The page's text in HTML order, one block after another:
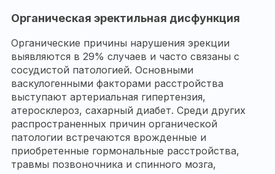
Органическая эректильная дисфункция
Органические причины нарушения эрекции
выявляются в 29% случаев и часто связаны с
сосудистой патологией. Основными
васкулогенными факторами расстройства
выступают артериальная гипертензия,
атеросклероз, сахарный диабет. Среди других
распространенных причин органической
патологии встречаются врожденные и
приобретенные гормональные расстройства,
травмы позвоночника и спинного мозга,